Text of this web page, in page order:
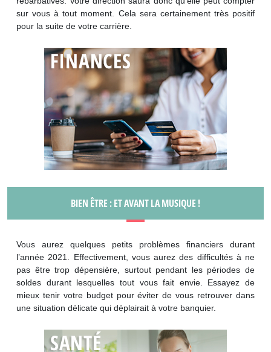
sur vous à tout moment. Cela sera certainement très positif
pour la suite de votre carrière.
BIEN ÊTRE : ET AVANT LA MUSIQUE !
Vous aurez quelques petits problèmes financiers durant
l’année 2021. Effectivement, vous aurez des difficultés à ne
pas être trop dépensière, surtout pendant les périodes de
soldes durant lesquelles tout vous fait envie. Essayez de
mieux tenir votre budget pour éviter de vous retrouver dans
une situation délicate qui déplairait à votre banquier.